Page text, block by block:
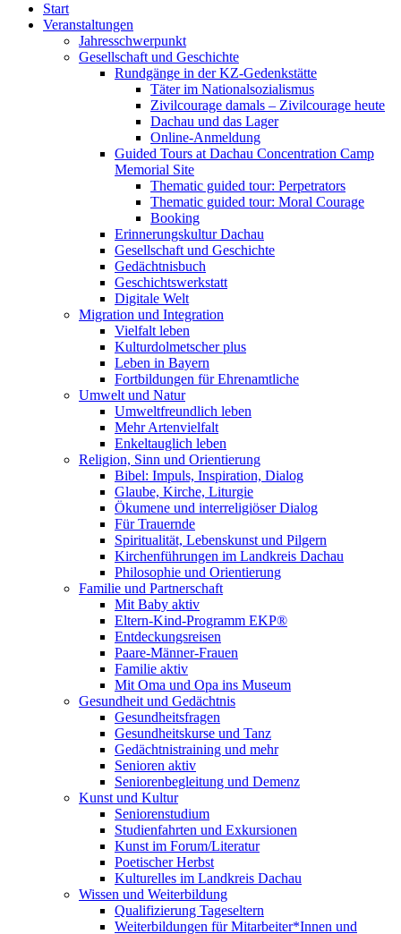
Start
Veranstaltungen
Jahresschwerpunkt
Gesellschaft und Geschichte
Rundgänge in der KZ-Gedenkstätte
Täter im Nationalsozialismus
Zivilcourage damals – Zivilcourage heute
Dachau und das Lager
Online-Anmeldung
Guided Tours at Dachau Concentration Camp
Memorial Site
Thematic guided tour: Perpetrators
Thematic guided tour: Moral Courage
Booking
Erinnerungskultur Dachau
Gesellschaft und Geschichte
Gedächtnisbuch
Geschichtswerkstatt
Digitale Welt
Migration und Integration
Vielfalt leben
Kulturdolmetscher plus
Leben in Bayern
Fortbildungen für Ehrenamtliche
Umwelt und Natur
Umweltfreundlich leben
Mehr Artenvielfalt
Enkeltauglich leben
Religion, Sinn und Orientierung
Bibel: Impuls, Inspiration, Dialog
Glaube, Kirche, Liturgie
Ökumene und interreligiöser Dialog
Für Trauernde
Spiritualität, Lebenskunst und Pilgern
Kirchenführungen im Landkreis Dachau
Philosophie und Orientierung
Familie und Partnerschaft
Mit Baby aktiv
Eltern-Kind-Programm EKP®
Entdeckungsreisen
Paare-Männer-Frauen
Familie aktiv
Mit Oma und Opa ins Museum
Gesundheit und Gedächtnis
Gesundheitsfragen
Gesundheitskurse und Tanz
Gedächtnistraining und mehr
Senioren aktiv
Seniorenbegleitung und Demenz
Kunst und Kultur
Seniorenstudium
Studienfahrten und Exkursionen
Kunst im Forum/Literatur
Poetischer Herbst
Kulturelles im Landkreis Dachau
Wissen und Weiterbildung
Qualifizierung Tageseltern
Weiterbildungen für Mitarbeiter*Innen und